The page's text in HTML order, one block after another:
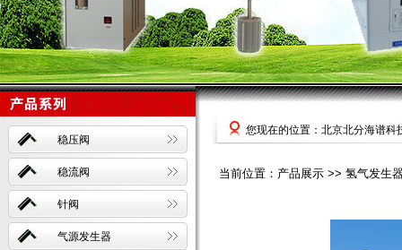
稳压阀
稳流阀
针阀
气源发生器
您现在的位置：北京北分海谱科
当前位置：产品展示 >> 氢气发生